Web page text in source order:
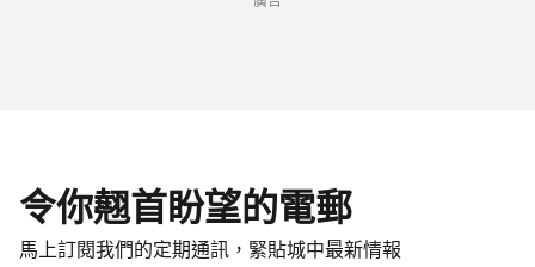
廣告
令你翹首盼望的電郵
馬上訂閱我們的定期通訊，緊貼城中最新情報